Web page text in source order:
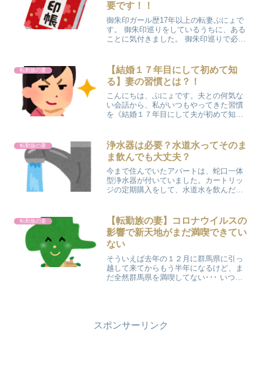
要です！！
御朱印ガール歴17年以上の転妻ぷにょで
す。 御朱印巡りをしているうちに、ある
ことに気付きました。 御朱印巡りで必ず
ラッキー、なければ語呂合わせ
で・・・ さて、それは何で...
転勤族の妻
【結婚１７年目にして初めて知
る】妻の習慣とは？！
こんにちは、ぷにょです。夫との何気な
い会話から、私がいつもやってきた習慣
を《結婚１７年目にして夫が初めて知
だだよ。明日から履こうと思って。。。
なんで？明日は【大...
転勤族の妻
浄水器は必要？水道水ってそのま
ま飲んでも大丈夫？
今まで住んでいたアパートは、蛇口一体
型浄水器が付いていました。カートリッ
ジの定期購入をして、水道水を飲んだ
をそのまま飲むって大丈夫なのかな？と
ちょっと心配になってしま...
転勤族の妻
【転勤族の妻】コロナウイルスの
影響で新天地がまだ満喫できてい
ない
そういえば去年の１２月に群馬県に引っ
越して来てからもう半年になるけど、ま
だ全然群馬県を満喫してない･･･ いつも
スポンサーリンク